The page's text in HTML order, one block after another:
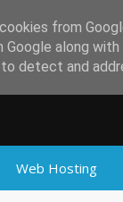
Web Hosting
from
Google along
detect and